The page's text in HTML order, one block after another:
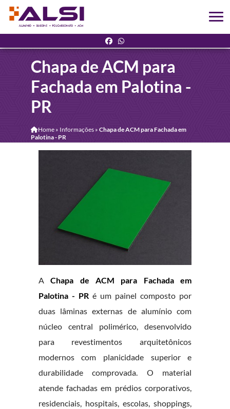
Chapa de ACM para
Fachada em Palotina -
PR
Home» Informações » Chapa de ACM para Fachada em
Palotina - PR
AChapa de ACM para Fachada em
Palotina - PRé um painel composto por
duas lâminas externas de alumínio com
núcleo central polimérico, desenvolvido
para revestimentos arquitetônicos
modernos com planicidade superior e
durabilidade comprovada. O material
atende fachadas em prédios corporativos,
residenciais, hospitais, escolas, shoppings,